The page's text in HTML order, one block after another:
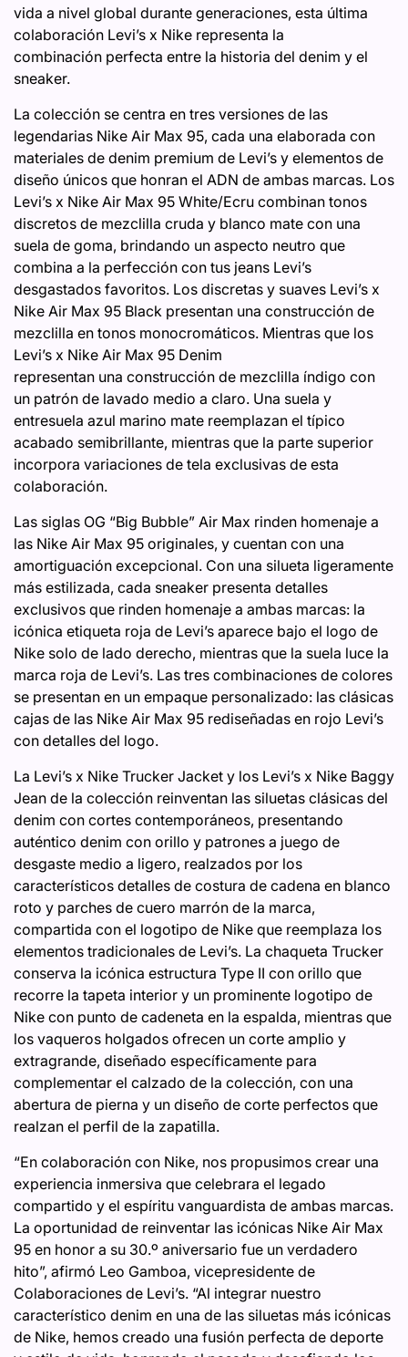
vida a nivel global durante generaciones, esta última
colaboración Levi’s x Nike representa la
combinación perfecta entre la historia del denim y el
sneaker.
La colección se centra en tres versiones de las
legendarias Nike Air Max 95, cada una elaborada con
materiales de denim premium de Levi’s y elementos de
diseño únicos que honran el ADN de ambas marcas. Los
Levi’s x Nike Air Max 95 White/Ecru combinan tonos
discretos de mezclilla cruda y blanco mate con una
suela de goma, brindando un aspecto neutro que
combina a la perfección con tus jeans Levi’s
desgastados favoritos. Los discretas y suaves Levi’s x
Nike Air Max 95 Black presentan una construcción de
mezclilla en tonos monocromáticos. Mientras que los
Levi’s x Nike Air Max 95 Denim
representan una construcción de mezclilla índigo con
un patrón de lavado medio a claro. Una suela y
entresuela azul marino mate reemplazan el típico
acabado semibrillante, mientras que la parte superior
incorpora variaciones de tela exclusivas de esta
colaboración.
Las siglas OG “Big Bubble” Air Max rinden homenaje a
las Nike Air Max 95 originales, y cuentan con una
amortiguación excepcional. Con una silueta ligeramente
más estilizada, cada sneaker presenta detalles
exclusivos que rinden homenaje a ambas marcas: la
icónica etiqueta roja de Levi’s aparece bajo el logo de
Nike solo de lado derecho, mientras que la suela luce la
marca roja de Levi’s. Las tres combinaciones de colores
se presentan en un empaque personalizado: las clásicas
cajas de las Nike Air Max 95 rediseñadas en rojo Levi’s
con detalles del logo.
La Levi’s x Nike Trucker Jacket y los Levi’s x Nike Baggy
Jean de la colección reinventan las siluetas clásicas del
denim con cortes contemporáneos, presentando
auténtico denim con orillo y patrones a juego de
desgaste medio a ligero, realzados por los
característicos detalles de costura de cadena en blanco
roto y parches de cuero marrón de la marca,
compartida con el logotipo de Nike que reemplaza los
elementos tradicionales de Levi’s. La chaqueta Trucker
conserva la icónica estructura Type II con orillo que
recorre la tapeta interior y un prominente logotipo de
Nike con punto de cadeneta en la espalda, mientras que
los vaqueros holgados ofrecen un corte amplio y
extragrande, diseñado específicamente para
complementar el calzado de la colección, con una
abertura de pierna y un diseño de corte perfectos que
realzan el perfil de la zapatilla.
“En colaboración con Nike, nos propusimos crear una
experiencia inmersiva que celebrara el legado
compartido y el espíritu vanguardista de ambas marcas.
La oportunidad de reinventar las icónicas Nike Air Max
95 en honor a su 30.º aniversario fue un verdadero
hito”, afirmó Leo Gamboa, vicepresidente de
Colaboraciones de Levi’s. “Al integrar nuestro
característico denim en una de las siluetas más icónicas
de Nike, hemos creado una fusión perfecta de deporte